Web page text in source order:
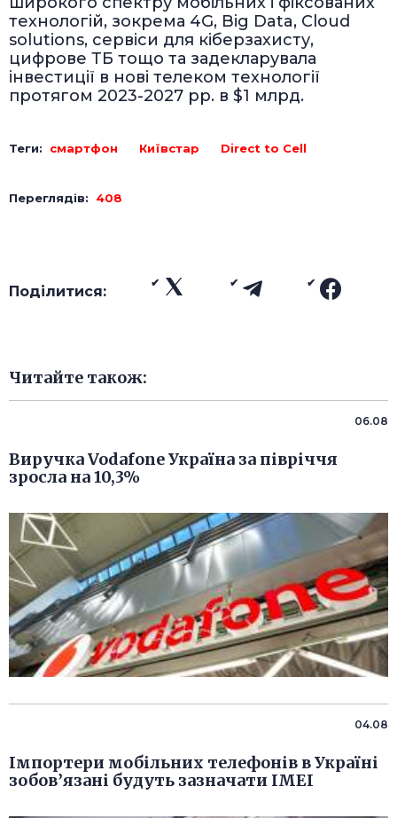
технологій, зокрема 4G, Big Data, Cloud
solutions, сервіси для кіберзахисту,
цифрове ТБ тощо та задекларувала
інвестиції в нові телеком технології
протягом 2023-2027 рр. в $1 млрд.
Теги: смартфон Київстар Direct to Cell
Переглядів: 408
Поділитися:
Читайте також:
06.08
Виручка Vodafone Україна за півріччя
зросла на 10,3%
04.08
Імпортери мобільних телефонів в Україні
зобов’язані будуть зазначати IMEI